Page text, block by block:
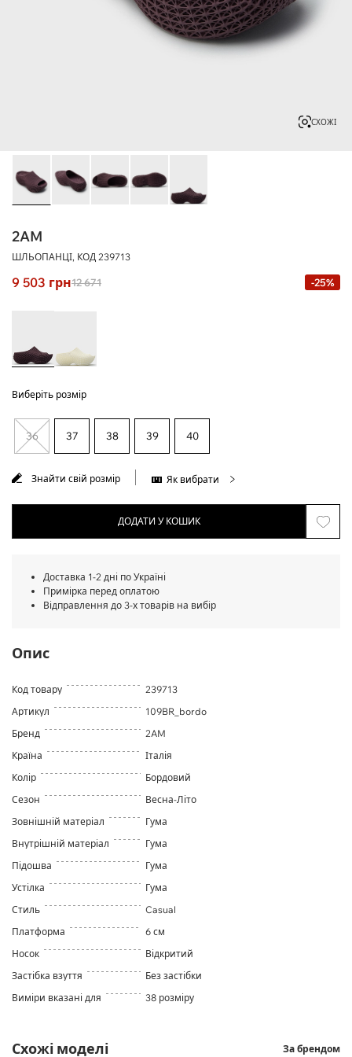
СХОЖІ
2AM
ШЛЬОПАНЦІ, КОД 239713
9 503 грн12 671 -25%
Виберіть розмір
36 37 38 39 40
Знайти свій розмір Як вибрати
ДОДАТИ У КОШИК
Доставка 1-2 дні по Україні
Примірка перед оплатою
Відправлення до 3-х товарів на вибір
Опис
Код товару
239713
Артикул
109BR_bordo
Бренд
2AM
Країна
Італія
Колір
Бордовий
Сезон
Весна-Літо
Зовнішній матеріал
Гума
Внутрішній матеріал
Гума
Підошва
Гума
Устілка
Гума
Стиль
Casual
Платформа
6 см
Носок
Відкритий
Застібка взуття
Без застібки
Виміри вказані для
38 розміру
Схожі моделі За брендом